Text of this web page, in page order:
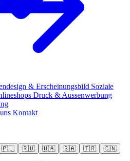
& Erscheinungsbild Soziale
Druck & Aussenwerbung
Kontakt
🇵🇱 🇷🇺 🇺🇦 🇸🇦 🇹🇷 🇨🇳